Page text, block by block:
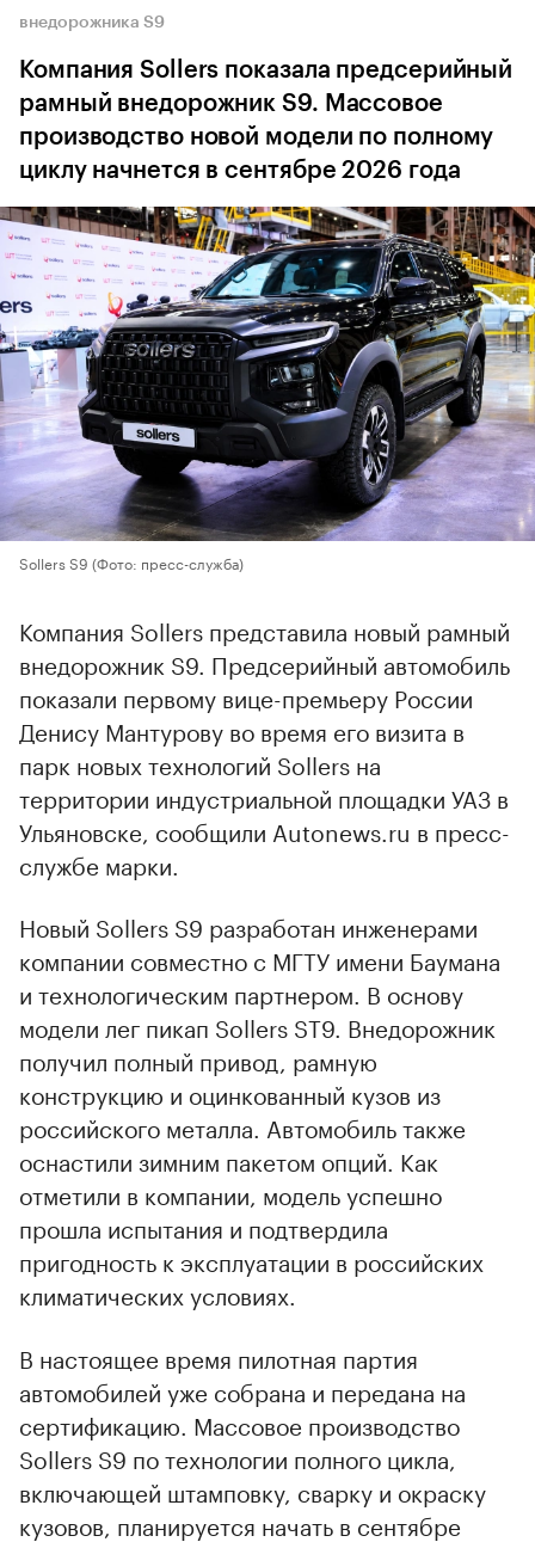
внедорожника S9
Компания Sollers показала предсерийный
рамный внедорожник S9. Массовое
производство новой модели по полному
циклу начнется в сентябре 2026 года
Sollers S9 (Фото: пресс-служба)
Компания Sollers представила новый рамный
внедорожник S9. Предсерийный автомобиль
показали первому вице-премьеру России
Денису Мантурову во время его визита в
парк новых технологий Sollers на
территории индустриальной площадки УАЗ в
Ульяновске, сообщили Autonews.ru в пресс-
службе марки.
Новый Sollers S9 разработан инженерами
компании совместно с МГТУ имени Баумана
и технологическим партнером. В основу
модели лег пикап Sollers ST9. Внедорожник
получил полный привод, рамную
конструкцию и оцинкованный кузов из
российского металла. Автомобиль также
оснастили зимним пакетом опций. Как
отметили в компании, модель успешно
прошла испытания и подтвердила
пригодность к эксплуатации в российских
климатических условиях.
В настоящее время пилотная партия
автомобилей уже собрана и передана на
сертификацию. Массовое производство
Sollers S9 по технологии полного цикла,
включающей штамповку, сварку и окраску
кузовов, планируется начать в сентябре